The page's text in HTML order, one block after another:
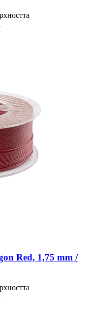
Red, 1,75 mm /